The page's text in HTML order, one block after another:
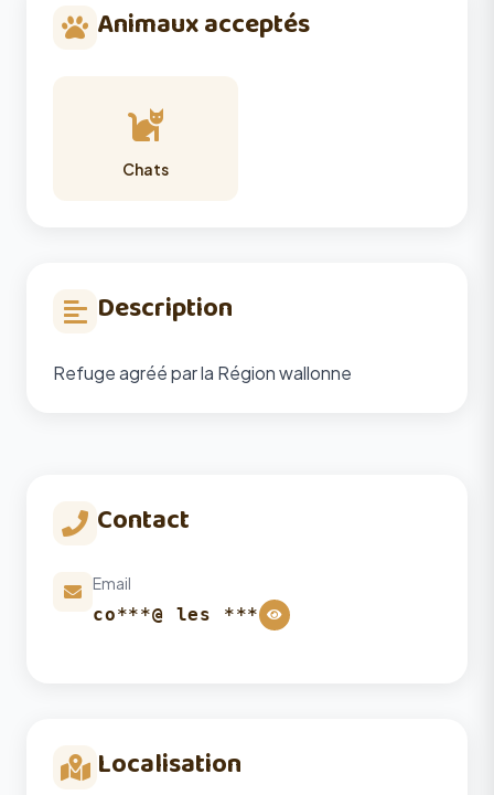
Animaux acceptés
Chats
Description
Refuge agréé par la Région wallonne
Contact
Email
co***@ les ***
Localisation